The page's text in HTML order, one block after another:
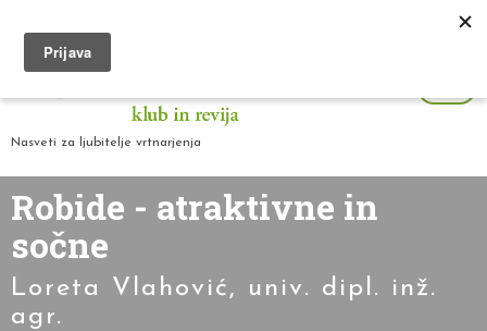
Nasveti za ljubitelje vrtnarjenja
Robide - atraktivne in
sočne
Loreta Vlahović, univ. dipl. inž.
agr.